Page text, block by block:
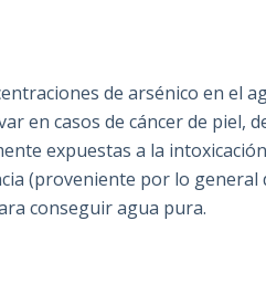
de arsénico en el
en casos de cáncer de piel,
expuestas a la
(proveniente por lo
conseguir agua pura.